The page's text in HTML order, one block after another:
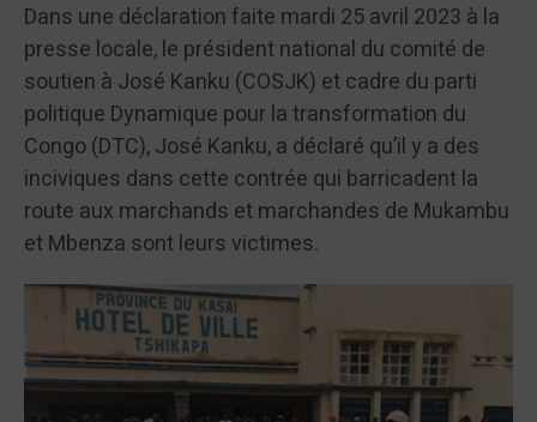
Dans une déclaration faite mardi 25 avril 2023 à la
presse locale, le président national du comité de
soutien à José Kanku (COSJK) et cadre du parti
politique Dynamique pour la transformation du
Congo (DTC), José Kanku, a déclaré qu’il y a des
inciviques dans cette contrée qui barricadent la
route aux marchands et marchandes de Mukambu
et Mbenza sont leurs victimes.